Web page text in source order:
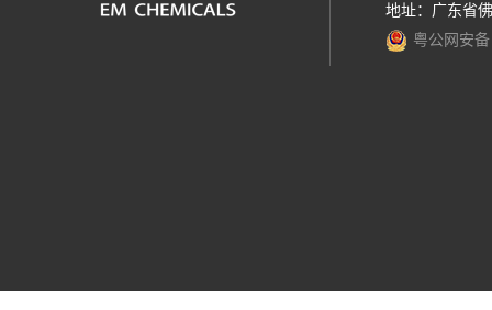
地址：广东省
粤公网安备